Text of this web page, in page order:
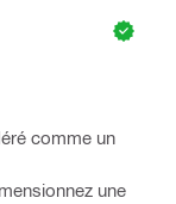
comme un
une